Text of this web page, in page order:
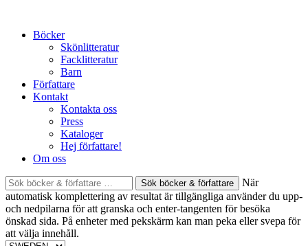
contentBöcker
Skönlitteratur
Facklitteratur
Barn
Författare
Kontakt
Kontakta oss
Press
Kataloger
Hej författare!
Om oss
Sök
böcker
&
författare
efter:
När
automatisk komplettering av resultat är tillgängliga använder du upp-
och nedpilarna för att granska och enter-tangenten för besöka
önskad sida. På enheter med pekskärm kan man peka eller svepa för
att välja innehåll.